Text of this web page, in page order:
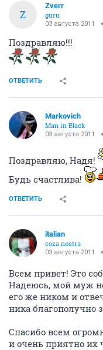
Z
Zverr
guru
03 августа 2011
Поздравляю!!!
ОТВЕТИТЬ
Markovich
Man in Black
03 августа 2011
Поздравляю, Надя!
Будь счастлива!
ОТВЕТИТЬ
italian
coza nostra
03 августа 2011
Всем привет! Это
Надеюсь, мой муж
его же ником и
ника благополучно
Спасибо всем
и очень приятно их